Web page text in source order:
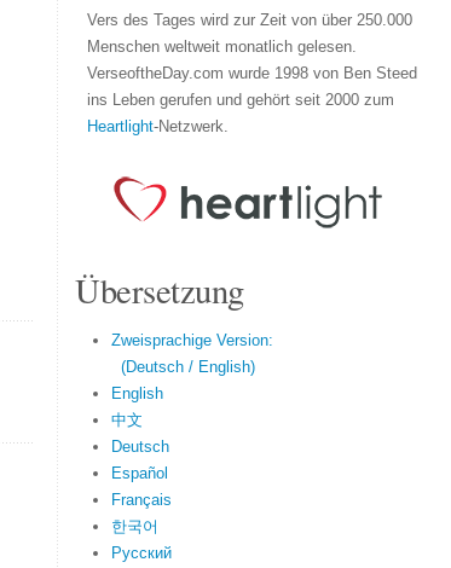
Vers des Tages wird zur Zeit von über 250.000
Menschen weltweit monatlich gelesen.
VerseoftheDay.com wurde 1998 von Ben Steed
ins Leben gerufen und gehört seit 2000 zum
Heartlight-Netzwerk.
Übersetzung
Zweisprachige Version:
(Deutsch / English)
English
中文
Deutsch
Español
Français
한국어
Русский